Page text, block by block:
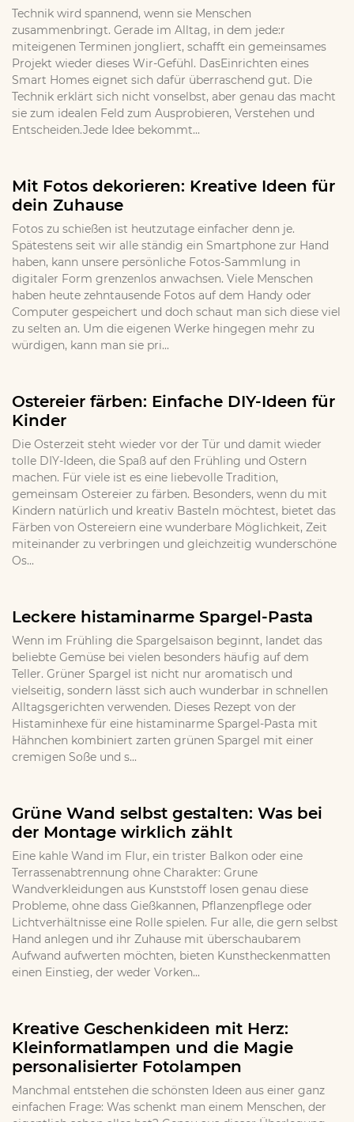
Technik wird spannend, wenn sie Menschen
zusammenbringt. Gerade im Alltag, in dem jede:r
miteigenen Terminen jongliert, schafft ein gemeinsames
Projekt wieder dieses Wir-Gefühl. DasEinrichten eines
Smart Homes eignet sich dafür überraschend gut. Die
Technik erklärt sich nicht vonselbst, aber genau das macht
sie zum idealen Feld zum Ausprobieren, Verstehen und
Entscheiden.Jede Idee bekommt...
Mit Fotos dekorieren: Kreative Ideen für
dein Zuhause
Fotos zu schießen ist heutzutage einfacher denn je.
Spätestens seit wir alle ständig ein Smartphone zur Hand
haben, kann unsere persönliche Fotos-Sammlung in
digitaler Form grenzenlos anwachsen. Viele Menschen
haben heute zehntausende Fotos auf dem Handy oder
Computer gespeichert und doch schaut man sich diese viel
zu selten an. Um die eigenen Werke hingegen mehr zu
würdigen, kann man sie pri...
Ostereier färben: Einfache DIY-Ideen für
Kinder
Die Osterzeit steht wieder vor der Tür und damit wieder
tolle DIY-Ideen, die Spaß auf den Frühling und Ostern
machen. Für viele ist es eine liebevolle Tradition,
gemeinsam Ostereier zu färben. Besonders, wenn du mit
Kindern natürlich und kreativ Basteln möchtest, bietet das
Färben von Ostereiern eine wunderbare Möglichkeit, Zeit
miteinander zu verbringen und gleichzeitig wunderschöne
Os...
Leckere histaminarme Spargel-Pasta
Wenn im Frühling die Spargelsaison beginnt, landet das
beliebte Gemüse bei vielen besonders häufig auf dem
Teller. Grüner Spargel ist nicht nur aromatisch und
vielseitig, sondern lässt sich auch wunderbar in schnellen
Alltagsgerichten verwenden. Dieses Rezept von der
Histaminhexe für eine histaminarme Spargel-Pasta mit
Hähnchen kombiniert zarten grünen Spargel mit einer
cremigen Soße und s...
Grüne Wand selbst gestalten: Was bei
der Montage wirklich zählt
Eine kahle Wand im Flur, ein trister Balkon oder eine
Terrassenabtrennung ohne Charakter: Grune
Wandverkleidungen aus Kunststoff losen genau diese
Probleme, ohne dass Gießkannen, Pflanzenpflege oder
Lichtverhältnisse eine Rolle spielen. Fur alle, die gern selbst
Hand anlegen und ihr Zuhause mit überschaubarem
Aufwand aufwerten möchten, bieten Kunstheckenmatten
einen Einstieg, der weder Vorken...
Kreative Geschenkideen mit Herz:
Kleinformatlampen und die Magie
personalisierter Fotolampen
Manchmal entstehen die schönsten Ideen aus einer ganz
einfachen Frage: Was schenkt man einem Menschen, der